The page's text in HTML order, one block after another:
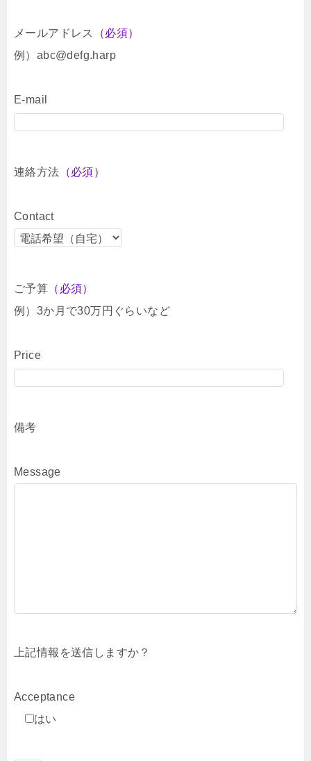
メールアドレス
（必須）
例）abc@defg.harp
E-mail
連絡方法 （必須）
Contact
ご予算 （必須）
例）3か月で30万円ぐらいなど
Price
備考
Message
上記情報を送信しますか？
Acceptance
はい